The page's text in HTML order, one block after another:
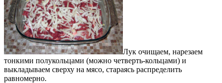
Лук очищаем, нарезаем
тонкими полукольцами (можно четверть-кольцами) и
выкладываем сверху на мясо, стараясь распределить
равномерно.